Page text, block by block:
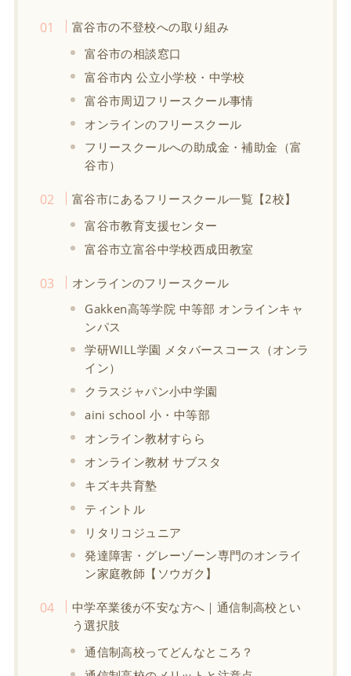
富谷市の不登校への取り組み
富谷市の相談窓口
富谷市内 公立小学校・中学校
富谷市周辺フリースクール事情
オンラインのフリースクール
フリースクールへの助成金・補助金（富
谷市）
富谷市にあるフリースクール一覧【2校】
富谷市教育支援センター
富谷市立富谷中学校西成田教室
オンラインのフリースクール
Gakken高等学院 中等部 オンラインキャ
ンパス
学研WILL学園 メタバースコース（オンラ
イン）
クラスジャパン小中学園
aini school 小・中等部
オンライン教材すらら
オンライン教材 サブスタ
キズキ共育塾
ティントル
リタリコジュニア
発達障害・グレーゾーン専門のオンライ
ン家庭教師【ソウガク】
中学卒業後が不安な方へ｜通信制高校とい
う選択肢
通信制高校ってどんなところ？